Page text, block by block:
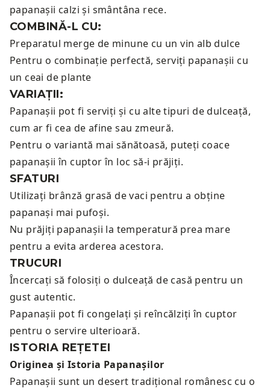
papanașii calzi și smântâna rece.
COMBINĂ-L CU:
Preparatul merge de minune cu un vin alb dulce
Pentru o combinație perfectă, serviți papanașii cu
un ceai de plante
VARIAȚII:
Papanașii pot fi serviți și cu alte tipuri de dulceață,
cum ar fi cea de afine sau zmeură.
Pentru o variantă mai sănătoasă, puteți coace
papanașii în cuptor în loc să-i prăjiți.
SFATURI
Utilizați brânză grasă de vaci pentru a obține
papanași mai pufoși.
Nu prăjiți papanașii la temperatură prea mare
pentru a evita arderea acestora.
TRUCURI
Încercați să folosiți o dulceață de casă pentru un
gust autentic.
Papanașii pot fi congelați și reîncălziți în cuptor
pentru o servire ulterioară.
ISTORIA REȚETEI
Originea și Istoria Papanașilor
Papanașii sunt un desert tradițional românesc cu o